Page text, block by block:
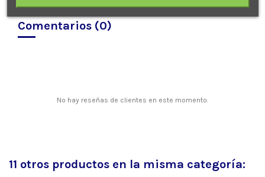
Comentarios (0)
No hay reseñas de clientes en este momento.
11 otros productos en la misma categoría: